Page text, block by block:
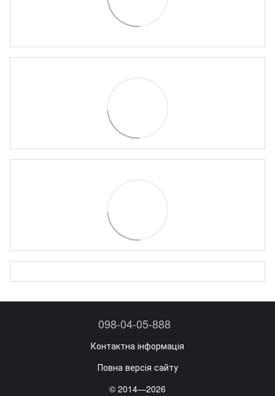
098-04-05-888
Контактна інформація
Повна версія сайту
© 2014—2026